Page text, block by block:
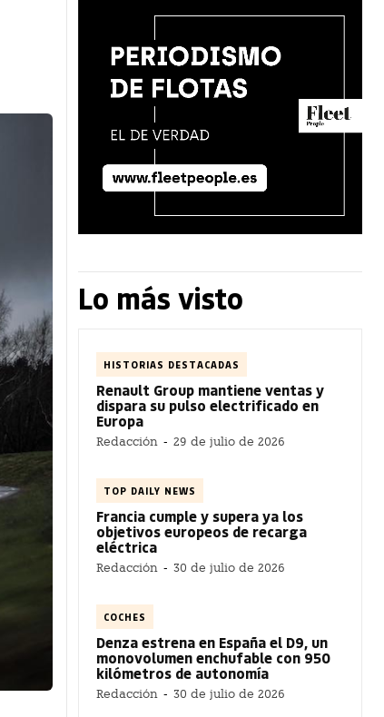
Lo más visto
HISTORIAS DESTACADAS
Renault Group mantiene ventas y
dispara su pulso electrificado en
Europa
Redacción - 29 de julio de 2026
TOP DAILY NEWS
Francia cumple y supera ya los
objetivos europeos de recarga
eléctrica
Redacción - 30 de julio de 2026
COCHES
Denza estrena en España el D9, un
monovolumen enchufable con 950
kilómetros de autonomía
Redacción - 30 de julio de 2026